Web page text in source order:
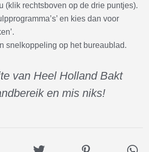
(klik rechtsboven op de drie puntjes).
en kies dan voor
snelkoppeling op het bureaublad.
van Heel Holland Bakt
en mis niks!
Deel
Deel